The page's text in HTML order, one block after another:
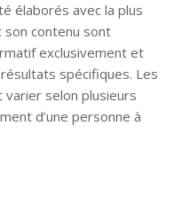
élaborés avec la plus
son contenu sont
exclusivement et
spécifiques. Les
varier selon plusieurs
d’une personne à